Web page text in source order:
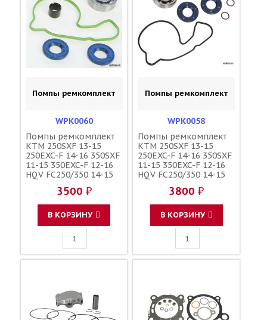
Помпы ремкомплект
WPK0060
Помпы ремкомплект
KTM 250SXF 13-15
250EXC-F 14-16 350SXF
11-15 350EXC-F 12-16
HQV FC250/350 14-15
16 / HOT RODS
77235055010
3500 ₽
В КОРЗИНУ
Помпы ремкомплект
WPK0058
Помпы ремкомплект
KTM 250SXF 13-15
250EXC-F 14-16 350SXF
11-15 350EXC-F 12-16
HQV FC250/350 14-15
16 / HOT RODS
77235055010
3800 ₽
В КОРЗИНУ